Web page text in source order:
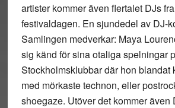
artister kommer även flertalet DJs
festivaldagen. En sjundedel av DJ-
Samlingen medverkar: Maya
sig känd för sina otaliga spelningar
Stockholmsklubbar där hon blandat
med mörkaste technon, eller
shoegaze. Utöver det kommer även